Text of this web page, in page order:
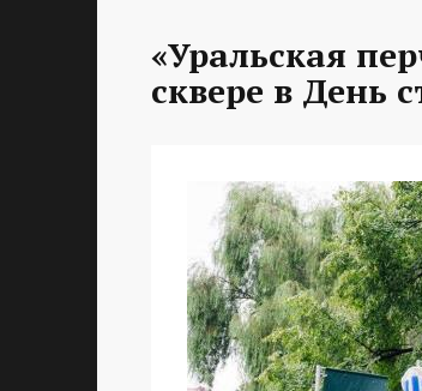
«Уральская
сквере в День